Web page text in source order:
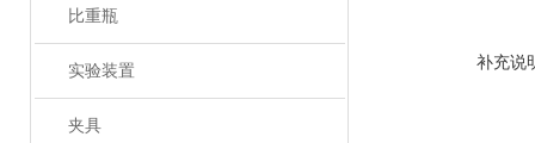
比重瓶
实验装置
夹具
补充说